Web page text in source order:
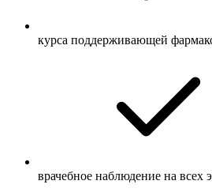
курса поддерживающей
врачебное наблюдение на всех